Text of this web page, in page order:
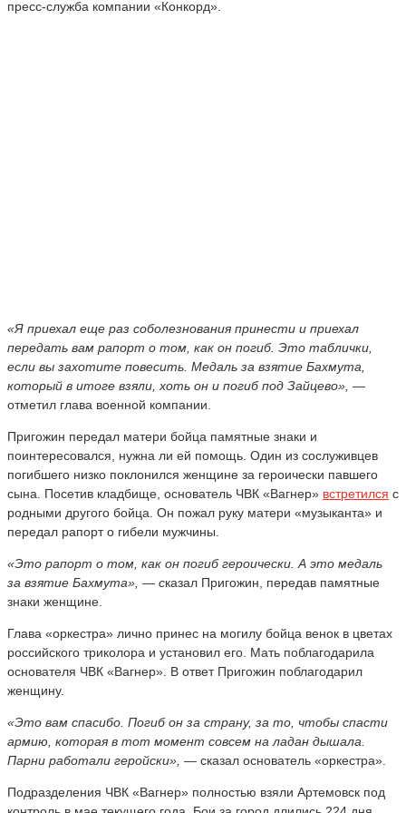
пресс-служба компании «Конкорд».
«Я приехал еще раз соболезнования принести и приехал
передать вам рапорт о том, как он погиб. Это таблички,
если вы захотите повесить. Медаль за взятие Бахмута,
который в итоге взяли, хоть он и погиб под Зайцево», —
отметил глава военной компании.
Пригожин передал матери бойца памятные знаки и
поинтересовался, нужна ли ей помощь. Один из сослуживцев
погибшего низко поклонился женщине за героически павшего
сына. Посетив кладбище, основатель ЧВК «Вагнер» встретился с
родными другого бойца. Он пожал руку матери «музыканта» и
передал рапорт о гибели мужчины.
«Это рапорт о том, как он погиб героически. А это медаль
за взятие Бахмута», — сказал Пригожин, передав памятные
знаки женщине.
Глава «оркестра» лично принес на могилу бойца венок в цветах
российского триколора и установил его. Мать поблагодарила
основателя ЧВК «Вагнер». В ответ Пригожин поблагодарил
женщину.
«Это вам спасибо. Погиб он за страну, за то, чтобы спасти
армию, которая в тот момент совсем на ладан дышала.
Парни работали геройски», — сказал основатель «оркестра».
Подразделения ЧВК «Вагнер» полностью взяли Артемовск под